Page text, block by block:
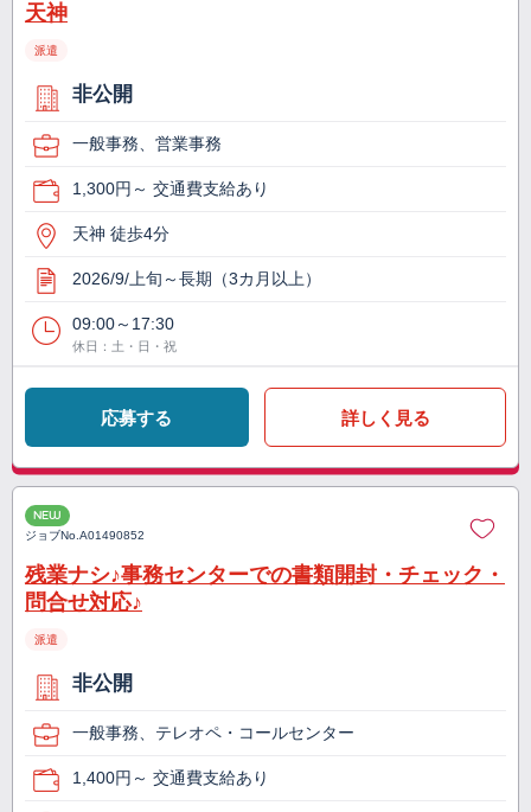
天神
派遣
非公開
一般事務、営業事務
1,300円～ 交通費支給あり
天神 徒歩4分
2026/9/上旬～長期（3カ月以上）
09:00～17:30
休日：土・日・祝
応募する 詳しく見る
NEW
ジョブNo.A01490852
残業ナシ♪事務センターでの書類開封・チェック・
問合せ対応♪
派遣
非公開
一般事務、テレオペ・コールセンター
1,400円～ 交通費支給あり